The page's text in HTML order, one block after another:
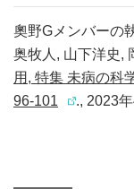
奧野Gメンバーの
奥牧人, 山下洋史,
用, 特集 未病の科
96-101
., 2023年